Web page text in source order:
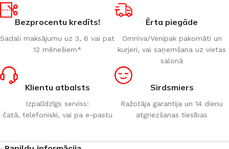
Bezprocentu kredīts!
Sadali maksājumu uz 3, 6 vai pat
12 mēnešiem*
Ērta piegāde
Omniva/Venipak pakomāti un
kurjeri, vai saņemšana uz vietas
salonā
Klientu atbalsts
Izpalīdzīgs serviss:
čatā, telefoniski, vai pa e-pastu
Sirdsmiers
Ražotāja garantija un 14 dienu
atgriezšanas tiesības